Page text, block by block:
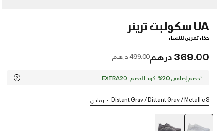
UA سكولبت ترينر
حذاء تمرين للنساء
369.00 درهم Price reduced from
499.00 درهم to
*خصم إضافي 20%. كود الخصم: EXTRA20
Distant Gray / Distant Gray / Metallic S رمادي